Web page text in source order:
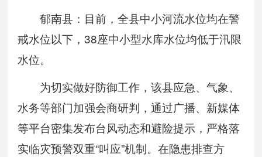
郁南县：目前，全县中小河流水位均在警
戒水位以下，38座中小型水库水位均低于汛限
水位。
为切实做好防御工作，该县应急、气象、
水务等部门加强会商研判，通过广播、新媒体
等平台密集发布台风动态和避险提示，严格落
实临灾预警双重“叫应”机制。在隐患排查方